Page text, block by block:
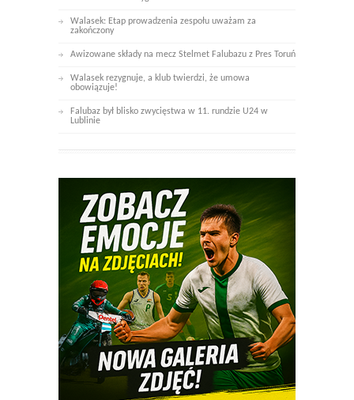
Walasek: Etap prowadzenia zespołu uważam za
zakończony
Awizowane składy na mecz Stelmet Falubazu z Pres Toruń
Walasek rezygnuje, a klub twierdzi, że umowa
obowiązuje!
Falubaz był blisko zwycięstwa w 11. rundzie U24 w
Lublinie